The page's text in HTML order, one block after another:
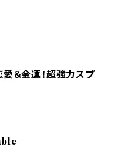
＆金運！超強力スプ